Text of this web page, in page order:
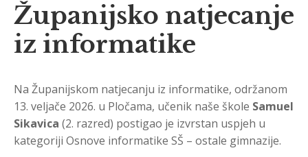
Županijsko natjecanje
iz informatike
Na Županijskom natjecanju iz informatike, održanom
13. veljače 2026. u Pločama, učenik naše škole Samuel
Sikavica (2. razred) postigao je izvrstan uspjeh u
kategoriji Osnove informatike SŠ – ostale gimnazije.